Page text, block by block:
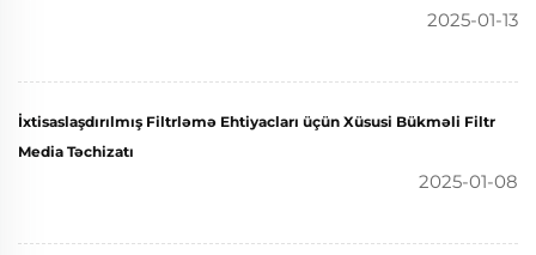
2025-01-13
İxtisaslaşdırılmış Filtrləmə Ehtiyacları üçün Xüsusi Bükməli Filtr
Media Təchizatı
2025-01-08